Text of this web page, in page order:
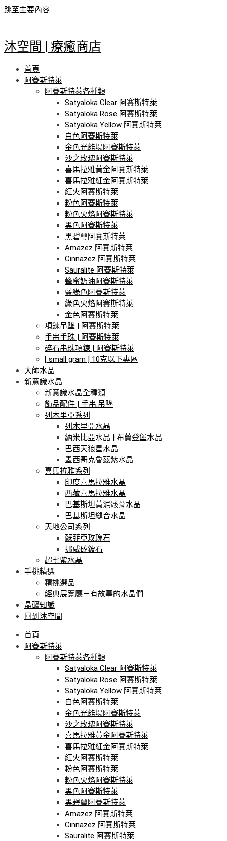
跳至主要內容
沐空間 | 療癒商店
首頁
阿賽斯特萊
阿賽斯特萊各種類
Satyaloka Clear 阿賽斯特萊
Satyaloka Rose 阿賽斯特萊
Satyaloka Yellow 阿賽斯特萊
白色阿賽斯特萊
金色光能場阿賽斯特萊
沙之玫瑰阿賽斯特萊
喜馬拉雅黃金阿賽斯特萊
喜馬拉雅紅金阿賽斯特萊
紅火阿賽斯特萊
粉色阿賽斯特萊
粉色火焰阿賽斯特萊
黑色阿賽斯特萊
黑碧璽阿賽斯特萊
Amazez 阿賽斯特萊
Cinnazez 阿賽斯特萊
Sauralite 阿賽斯特萊
蜂蜜奶油阿賽斯特萊
藍綠色阿賽斯特萊
綠色火焰阿賽斯特萊
金色阿賽斯特萊
項鍊吊墜 | 阿賽斯特萊
手串手珠 | 阿賽斯特萊
碎石串珠項鍊 | 阿賽斯特萊
[ small gram ] 10克以下專區
大師水晶
新意識水晶
新意識水晶全種類
飾品配件 | 手串.吊墜
列木里亞系列
列木里亞水晶
納米比亞水晶 | 布蘭登堡水晶
巴西天狼星水晶
墨西哥克魯茲紫水晶
喜馬拉雅系列
印度喜馬拉雅水晶
西藏喜馬拉雅水晶
巴基斯坦黃泥骸骨水晶
巴基斯坦縫合水晶
天地公司系列
蘇菲亞玫瑰石
挪威矽鈹石
超七紫水晶
手挑精選
精挑選品
經典展覽廳－有故事的水晶們
晶礦知識
回到沐空間
首頁
阿賽斯特萊
阿賽斯特萊各種類
Satyaloka Clear 阿賽斯特萊
Satyaloka Rose 阿賽斯特萊
Satyaloka Yellow 阿賽斯特萊
白色阿賽斯特萊
金色光能場阿賽斯特萊
沙之玫瑰阿賽斯特萊
喜馬拉雅黃金阿賽斯特萊
喜馬拉雅紅金阿賽斯特萊
紅火阿賽斯特萊
粉色阿賽斯特萊
粉色火焰阿賽斯特萊
黑色阿賽斯特萊
黑碧璽阿賽斯特萊
Amazez 阿賽斯特萊
Cinnazez 阿賽斯特萊
Sauralite 阿賽斯特萊